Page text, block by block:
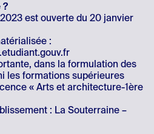
?
est ouverte du 20 janvier
:
dans la formulation des
les formations supérieures
« Arts et architecture-1ère
: La Souterraine –